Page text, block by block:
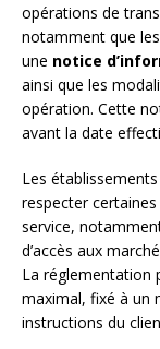
opérations de
notamment que
une notice
ainsi que les
opération. Cette
avant la date
Les
respecter
service,
d’accès aux
La réglementation
maximal, fixé à un
instructions du